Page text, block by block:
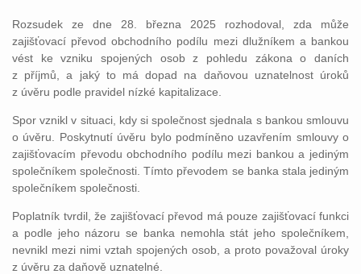
Rozsudek ze dne 28. března 2025 rozhodoval, zda může
zajišťovací převod obchodního podílu mezi dlužníkem a bankou
vést ke vzniku spojených osob z pohledu zákona o daních
z příjmů, a jaký to má dopad na daňovou uznatelnost úroků
z úvěru podle pravidel nízké kapitalizace.
Spor vznikl v situaci, kdy si společnost sjednala s bankou smlouvu
o úvěru. Poskytnutí úvěru bylo podmíněno uzavřením smlouvy o
zajišťovacím převodu obchodního podílu mezi bankou a jediným
společníkem společnosti. Tímto převodem se banka stala jediným
společníkem společnosti.
Poplatník tvrdil, že zajišťovací převod má pouze zajišťovací funkci
a podle jeho názoru se banka nemohla stát jeho společníkem,
nevnikl mezi nimi vztah spojených osob, a proto považoval úroky
z úvěru za daňově uznatelné.